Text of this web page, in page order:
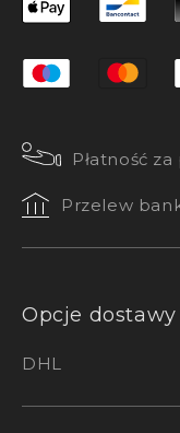
Płatność
Przelew
Opcje dostawy
DHL